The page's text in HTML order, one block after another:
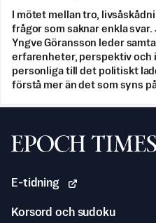
I mötet mellan tro,
frågor som saknar enkla
Yngve Göransson leder
erfarenheter, perspektiv och
personliga till det politiskt
förstå mer än det som syns
Svenska Epoch Times
E-tidning
Korsord och sudoku